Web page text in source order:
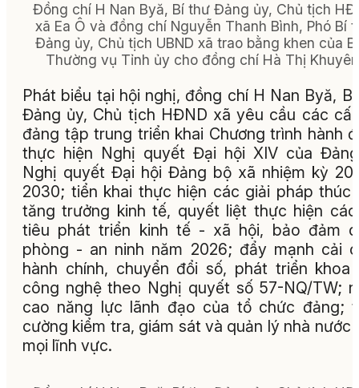
Đồng chí H Nan Byă, Bí thư Đảng ủy, Chủ tịch
xã Ea Ô và đồng chí Nguyễn Thanh Bình, Phó Bí
Đảng ủy, Chủ tịch UBND xã trao bằng khen của
Thường vụ Tỉnh ủy cho đồng chí Hà Thị
Phát biểu tại hội nghị, đồng chí H Nan Byă,
Đảng ủy, Chủ tịch HĐND xã yêu cầu các
đảng tập trung triển khai Chương trình hành
thực hiện Nghị quyết Đại hội XIV của
Nghị quyết Đại hội Đảng bộ xã nhiệm kỳ
2030; tiển khai thực hiện các giải pháp thúc
tăng trưởng kinh tế, quyết liệt thực hiện
tiêu phát triển kinh tế - xã hội, bảo đảm
phòng - an ninh năm 2026; đẩy mạnh cải
hành chính, chuyển đổi số, phát triển khoa
công nghệ theo Nghị quyết số 57-NQ/TW;
cao năng lực lãnh đạo của tổ chức đảng;
cường kiểm tra, giám sát và quản lý nhà nước
mọi lĩnh vực.